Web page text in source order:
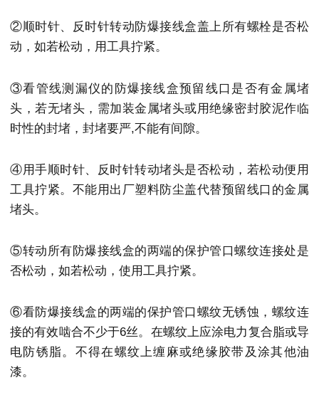
②顺时针、反时针转动防爆接线盒盖上所有螺栓是否松
动，如若松动，用工具拧紧。
③看管线测漏仪的防爆接线盒预留线口是否有金属堵
头，若无堵头，需加装金属堵头或用绝缘密封胶泥作临
时性的封堵，封堵要严,不能有间隙。
④用手顺时针、反时针转动堵头是否松动，若松动便用
工具拧紧。不能用出厂塑料防尘盖代替预留线口的金属
堵头。
⑤转动所有防爆接线盒的两端的保护管口螺纹连接处是
否松动，如若松动，使用工具拧紧。
⑥看防爆接线盒的两端的保护管口螺纹无锈蚀，螺纹连
接的有效啮合不少于6丝。在螺纹上应涂电力复合脂或导
电防锈脂。不得在螺纹上缠麻或绝缘胶带及涂其他油
漆。